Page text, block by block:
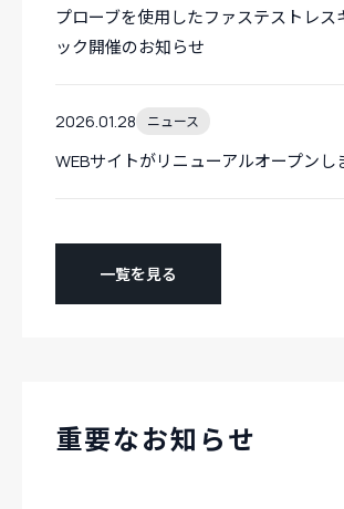
プローブを使用したファステストレス
ック開催のお知らせ
2026.01.28 ニュース
WEBサイトがリニューアルオープンし
一覧を見る
重要なお知らせ